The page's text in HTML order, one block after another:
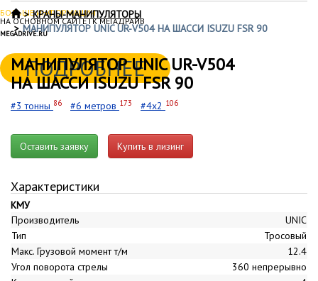
БОЛЬШЕ ИНФОРМАЦИИ
НА ОСНОВНОМ САЙТЕ ГК МЕГАДРАЙВ
MEGADRIVE.RU
ПОДРОБНЕЕ
КРАНЫ-МАНИПУЛЯТОРЫ
МАНИПУЛЯТОР UNIC UR-V504 НА ШАССИ ISUZU FSR 90
МАНИПУЛЯТОР UNIC UR-V504
НА ШАССИ ISUZU FSR 90
#3 тонны 86 #6 метров 173 #4x2 106
Оставить заявку Купить в лизинг
Характеристики
КМУ
Производитель
UNIC
Тип
Тросовый
Макс. Грузовой момент т/м
12.4
Угол поворота стрелы
360 непрерывно